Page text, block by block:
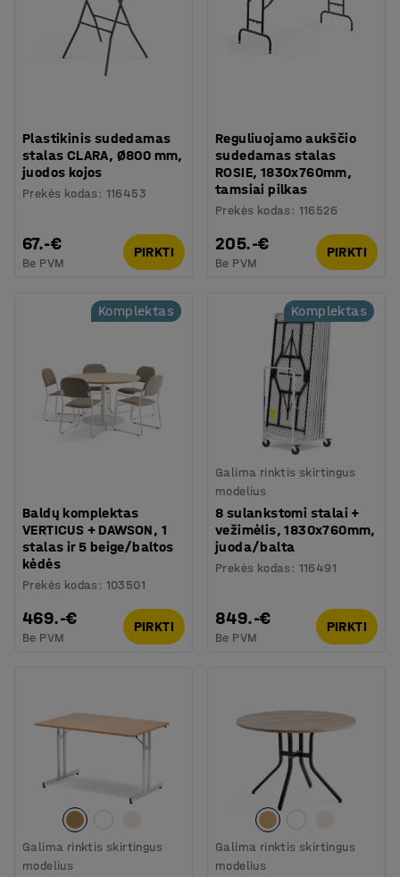
Plastikinis sudedamas
stalas CLARA, Ø800 mm,
juodos kojos
Prekės kodas : 116453
67.-€
Be PVM
PIRKTI
Reguliuojamo aukščio
sudedamas stalas
ROSIE, 1830x760mm,
tamsiai pilkas
Prekės kodas : 116526
205.-€
Be PVM
PIRKTI
Komplektas
Baldų komplektas
VERTICUS + DAWSON, 1
stalas ir 5 beige/baltos
kėdės
Prekės kodas : 103501
469.-€
Be PVM
PIRKTI
Komplektas
Galima rinktis skirtingus
modelius
8 sulankstomi stalai +
vežimėlis, 1830x760mm,
juoda/balta
Prekės kodas : 116491
849.-€
Be PVM
PIRKTI
Galima rinktis skirtingus
modelius
Galima rinktis skirtingus
modelius